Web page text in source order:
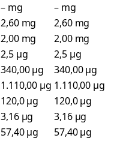
– mg
– mg
2,60 mg
2,60 mg
2,00 mg
2,00 mg
2,5 µg
2,5 µg
340,00 µg
340,00 µg
1.110,00 µg 1.110,00 µg
120,0 µg
120,0 µg
3,16 µg
3,16 µg
57,40 µg
57,40 µg